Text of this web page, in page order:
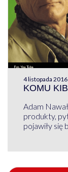
4 listopada 2016
KOMU
Adam
produkty,
pojawiły się